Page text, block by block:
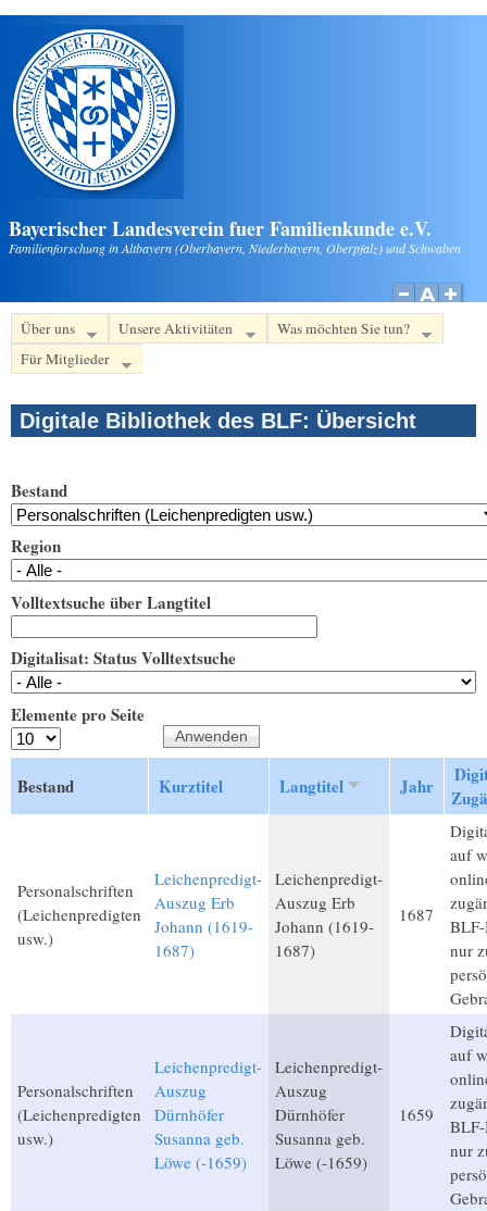
Direkt zum Inhalt
Bayerischer Landesverein fuer Familienkunde e.V.
Familienforschung in Altbayern (Oberbayern, Niederbayern, Oberpfalz) und Schwaben
Über uns Unsere Aktivitäten
Was möchten Sie tun?
Für Mitglieder
Digitale Bibliothek des BLF: Übersicht
Bestand
Region
Volltextsuche über Langtitel
Digitalisat: Status Volltextsuche
Elemente pro Seite
Bestand Kurztitel Langtitel Jahr
Personalschriften
(Leichenpredigten
usw.)
Leichenpredigt-
Auszug Erb
Johann (1619-
1687)
Leichenpredigt-
Auszug Erb
Johann (1619-
1687)
1687
auf
nur
Personalschriften
(Leichenpredigten
usw.)
Leichenpredigt-
Auszug
Dürnhöfer
Susanna geb.
Löwe (-1659)
Leichenpredigt-
Auszug
Dürnhöfer
Susanna geb.
Löwe (-1659)
1659
auf
nur